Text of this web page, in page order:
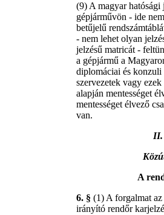
(9) A magyar hatósági
gépjárművön - ide
betűjelű
- nem lehet olyan
jelzésű matricát -
a gépjármű a
diplomáciai és konzuli
szervezetek vagy
alapján mentességet
mentességet élvező
van.
II.
A
6. § (1) A forgalmat az
irányító rendőr